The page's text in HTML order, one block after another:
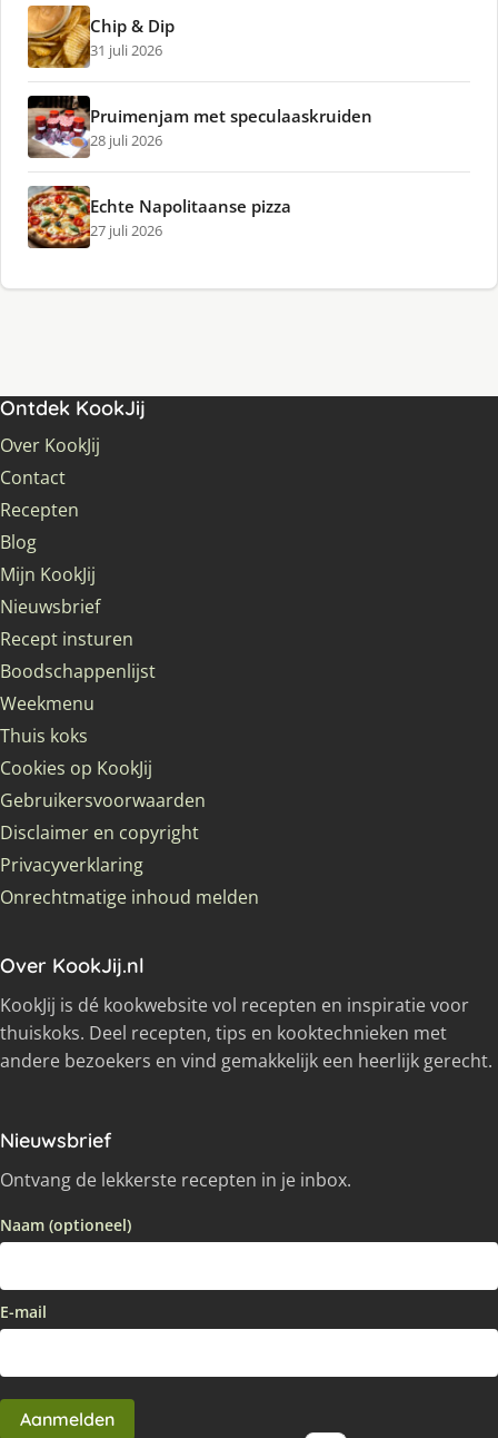
Chip & Dip
31 juli 2026
Pruimenjam met speculaaskruiden
28 juli 2026
Echte Napolitaanse pizza
27 juli 2026
Ontdek KookJij
Over KookJij
Contact
Recepten
Blog
Mijn KookJij
Nieuwsbrief
Recept insturen
Boodschappenlijst
Weekmenu
Thuis koks
Cookies op KookJij
Gebruikersvoorwaarden
Disclaimer en copyright
Privacyverklaring
Onrechtmatige inhoud melden
Over KookJij.nl
KookJij is dé kookwebsite vol recepten en inspiratie voor
thuiskoks. Deel recepten, tips en kooktechnieken met
andere bezoekers en vind gemakkelijk een heerlijk gerecht.
Nieuwsbrief
Ontvang de lekkerste recepten in je inbox.
Naam (optioneel)
E-mail
Aanmelden